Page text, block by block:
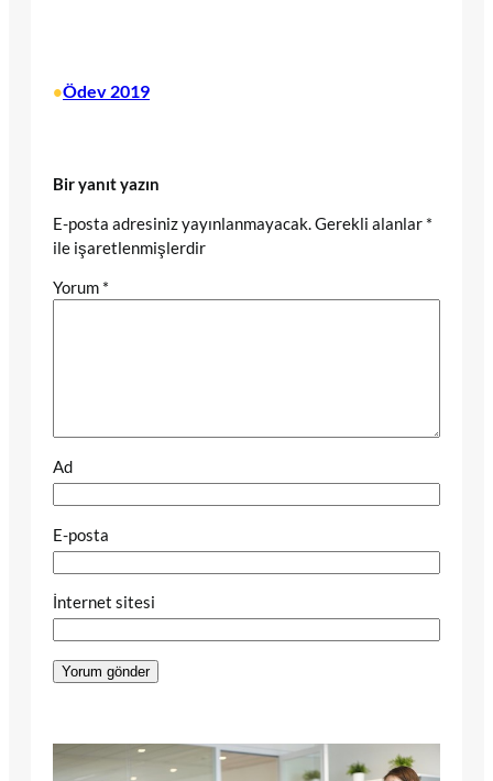
•Ödev 2019
Bir yanıt yazın
E-posta adresiniz yayınlanmayacak. Gerekli alanlar *
ile işaretlenmişlerdir
Yorum *
Ad
E-posta
İnternet sitesi